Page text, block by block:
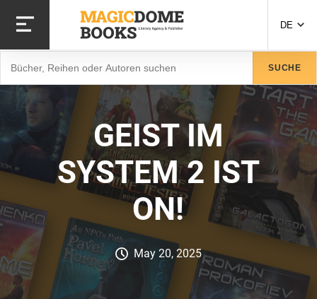
zum
Inhalt
DE
SUCHE
GEIST IM
SYSTEM 2 IST
ON!
May 20, 2025